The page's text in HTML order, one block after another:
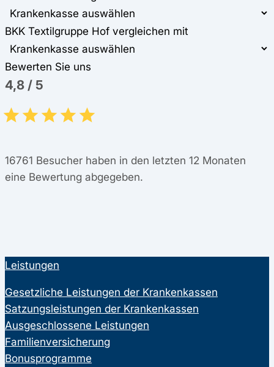
BKK Textilgruppe Hof vergleichen mit
Bewerten Sie uns
4,8 / 5
16761 Besucher haben in den letzten 12 Monaten
eine Bewertung abgegeben.
Leistungen
Gesetzliche Leistungen der Krankenkassen
Satzungsleistungen der Krankenkassen
Ausgeschlossene Leistungen
Familienversicherung
Bonusprogramme